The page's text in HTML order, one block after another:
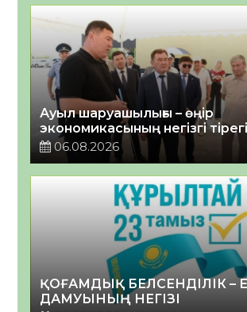
Ауыл шаруашылығы – өңір
экономикасының негізгі тірегі
06.08.2026
ҚОҒАМДЫҚ БЕЛСЕНДІЛІК –
ДАМУЫНЫҢ НЕГІЗІ